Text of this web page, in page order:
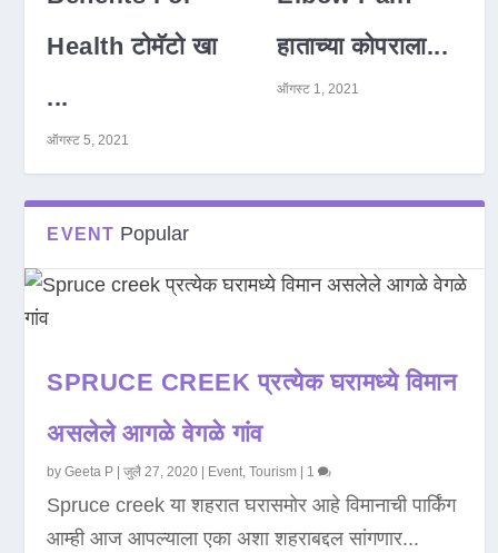
Health टोमॅटो खा
...
ऑगस्ट 5, 2021
हाताच्या कोपराला...
ऑगस्ट 1, 2021
EVENT Popular
SPRUCE CREEK प्रत्येक घरामध्ये विमान
असलेले आगळे वेगळे गांव
byGeeta P |जुलै 27, 2020 Event,Tourism 1
Spruce creek या शहरात घरासमोर आहे विमानाची पार्किंग
आम्ही आज आपल्याला एका अशा शहराबद्दल सांगणार...